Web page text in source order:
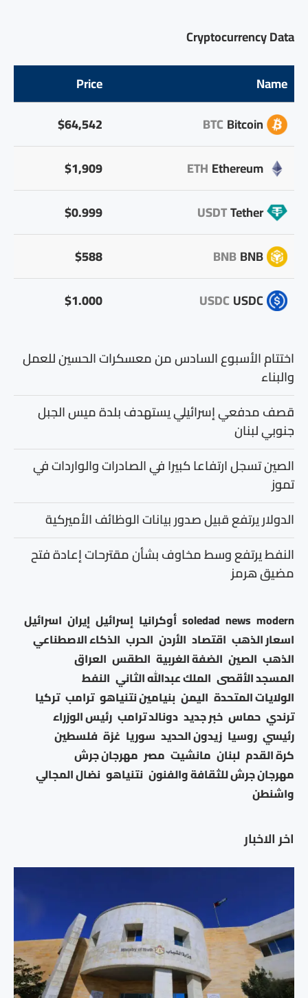
اخر الاخبار
Cryptocurrency Data
Name
Price
Bitcoin
BTC
$64,542
Ethereum
ETH
$1,909
Tether
USDT
$0.999
BNB
BNB
$588
USDC
USDC
$1.000
اختتام الأسبوع السادس من معسكرات الحسين للعمل
والبناء
قصف مدفعي إسرائيلي يستهدف بلدة ميس الجبل
جنوبي لبنان
الصين تسجل ارتفاعا كبيرا في الصادرات والواردات في
تموز
الدولار يرتفع قبيل صدور بيانات الوظائف الأميركية
النفط يرتفع وسط مخاوف بشأن مقترحات إعادة فتح
مضيق هرمز
modern
news
soledad أوكرانيا إسرائيل إيران اسرائيل
اسعار الذهب اقتصاد الأردن الحرب الذكاء الاصطناعي
الذهب الصين الضفة الغربية الطقس العراق
المسجد الأقصى الملك عبدالله الثاني النفط
الولايات المتحدة اليمن بنيامين نتنياهو ترامب تركيا
ترندي حماس خبر جديد دونالد ترامب رئيس الوزراء
رئيسي روسيا زيدون الحديد سوريا غزة فلسطين
كرة القدم لبنان مانشيت مصر مهرجان جرش
مهرجان جرش للثقافة والفنون نتنياهو نضال المجالي
واشنطن